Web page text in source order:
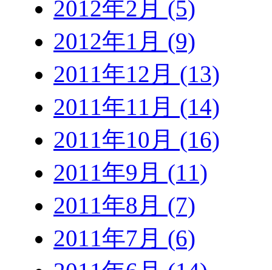
2012年2月 (5)
2012年1月 (9)
2011年12月 (13)
2011年11月 (14)
2011年10月 (16)
2011年9月 (11)
2011年8月 (7)
2011年7月 (6)